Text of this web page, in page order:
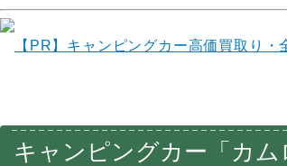
【PR】 キャンピングカー高価買取り
キャンピングカー「カ